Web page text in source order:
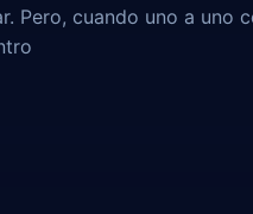
Pero, cuando uno a uno